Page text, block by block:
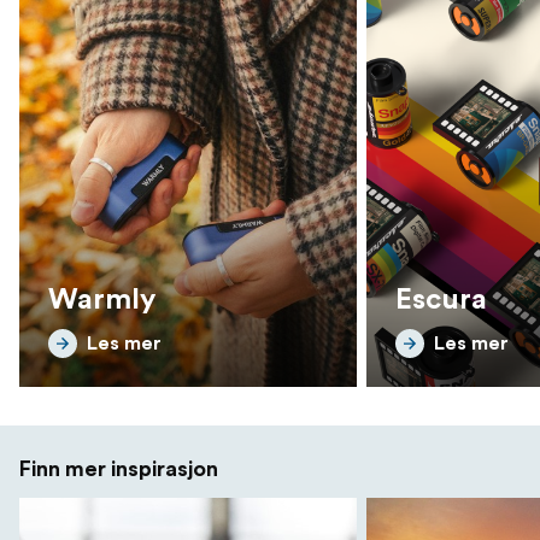
Warmly
Les mer
Escura
Les mer
Finn mer inspirasjon